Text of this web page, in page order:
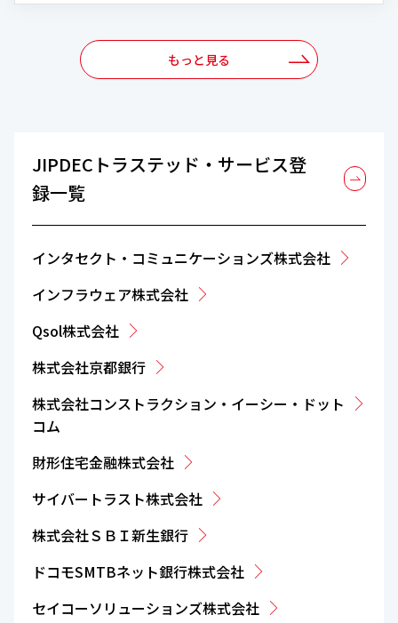
もっと見る
JIPDECトラステッド・サービス登
録一覧
インタセクト・コミュニケーションズ株式会社
インフラウェア株式会社
Qsol株式会社
株式会社京都銀行
株式会社コンストラクション・イーシー・ドット
コム
財形住宅金融株式会社
サイバートラスト株式会社
株式会社ＳＢＩ新生銀行
ドコモSMTBネット銀行株式会社
セイコーソリューションズ株式会社